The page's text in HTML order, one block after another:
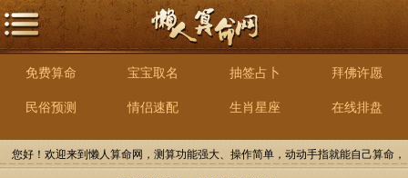
免费算命 宝宝取名 抽签占卜 拜佛许愿
民俗预测 情侣速配 生肖星座 在线排盘
您好！欢迎来到懒人算命网，测算功能强大、操作简单，动动手指就能自己算命，